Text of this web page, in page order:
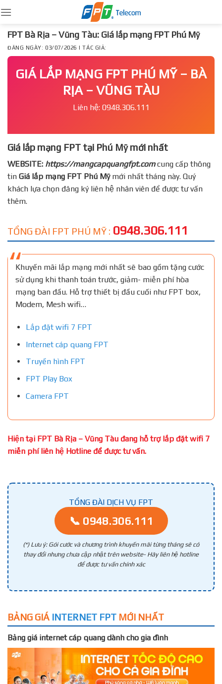
to
content
FPT Bà Rịa – Vũng Tàu: Giá lắp mạng FPT Phú Mỹ
ĐĂNG NGÀY: 03/07/2026 | TÁC GIẢ:
GIÁ LẮP MẠNG FPT PHÚ MỸ – BÀ
RỊA – VŨNG TÀU
Liên hệ: 0948.306.111
Giá lắp mạng FPT tại Phú Mỹ mới nhất
WEBSITE: https://mangcapquangfpt.comcung cấp thông
tin Giá lắp mạng FPT Phú Mỹmới nhất tháng này. Quý
khách lựa chọn đăng ký liên hệ nhân viên để được tư vấn
thêm.
TỔNG ĐÀI FPT PHÚ MỸ : 0948.306.111
Khuyến mãi lắp mạng mới nhất sẽ bao gồm tặng cước
sử dụng khi thanh toán trước, giảm- miễn phí hòa
mạng ban đầu. Hỗ trợ thiết bị đầu cuối như FPT box,
Modem, Mesh wifi…
Lắp đặt wifi 7 FPT
Internet cáp quang FPT
Truyền hình FPT
FPT Play Box
Camera FPT
Hiện tại FPT Bà Rịa – Vũng Tàu đang hỗ trợ lắp đặt wifi 7
miễn phí liên hệ Hotline để được tư vấn.
TỔNG ĐÀI DỊCH VỤ FPT
📞 0948.306.111
(*) Lưu ý: Gói cước và chương trình khuyến mãi từng tháng sẽ có
thay đổi nhưng chưa cập nhật trên website- Hãy liên hệ hotline
để được tư vấn chính xác
BẢNG GIÁ INTERNET FPT MỚI NHẤT
Bảng giá internet cáp quang dành cho gia đình